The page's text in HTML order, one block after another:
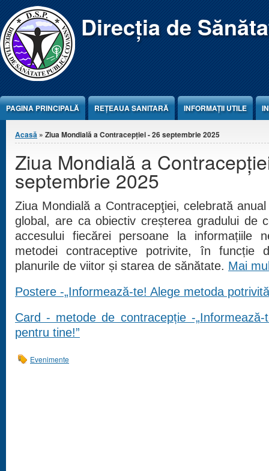
Jump to Content Direcția de
PAGINA PRINCIPALĂ REŢEAUA SANITARĂ INFORMAȚII UTILE
Eşti aici
Acasă » Ziua Mondială a Contracepţiei - 26 septembrie 2025
Ziua Mondială a
septembrie 2025
Ziua Mondială a Contracepţiei, celebrată
global, are ca obiectiv creșterea gradului de
accesului fiecărei persoane la informațiile
metodei contraceptive potrivite, în funcție
planurile de viitor și starea de sănătate. Mai
Postere -„Informează-te! Alege metoda
Card - metode de contracepție -
pentru tine!”
Evenimente